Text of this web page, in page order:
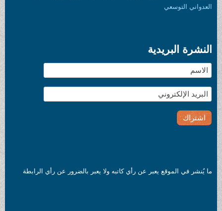
العدواني التوسعي
النشرة البريدية
ما يُنشر في الموقع يعبر عن رأي كاتبه ولا يعبر بالضرور عن رأي الرابطة